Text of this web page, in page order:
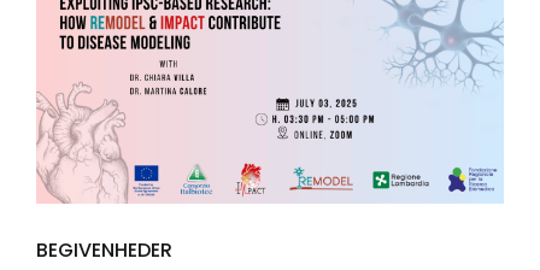
BEGIVENHEDER